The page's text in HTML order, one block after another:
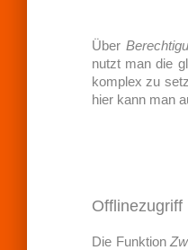
Über
nutzt man die
komplex zu
hier kann man
Offlinezugriff
Die Funktion